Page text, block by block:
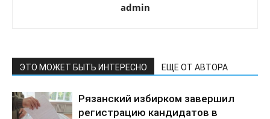
admin
ЭТО МОЖЕТ БЫТЬ ИНТЕРЕСНО ЕЩЕ ОТ АВТОРА
Рязанский избирком завершил
регистрацию кандидатов в